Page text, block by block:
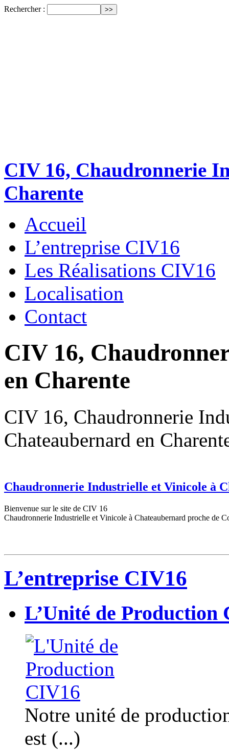
Rechercher :
CIV 16, Chaudronnerie
Charente
Accueil
L’entreprise CIV16
Les Réalisations CIV16
Localisation
Contact
CIV 16,
en Charente
CIV 16, Chaudronnerie
Chateaubernard en
Chaudronnerie Industrielle et Vinicole à
Bienvenue sur le site de CIV 16
Chaudronnerie Industrielle et Vinicole à Chateaubernard proche de
L’entreprise CIV16
L’Unité de Production
Notre unité de
est (...)